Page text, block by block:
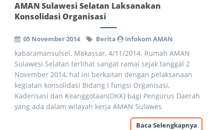
AMAN Sulawesi Selatan Laksanakan
Konsolidasi Organisasi
05 November 2014 Berita Infokom AMAN
kabaramansulsel. Makassar, 4/11/2014. Rumah AMAN
Sulawesi Selatan terlihat sangat ramai sejak tanggal 2
November 2014, hal ini berkaitan dengan pelaksanaan
kegiatan konsolidasi Bidang I fungsi Organisasi,
Kaderisasi dan Keanggotaan(OKK) bagi Pengurus Daerah
yang ada dalam wilayah kerja AMAN Sulawes
Baca Selengkapnya